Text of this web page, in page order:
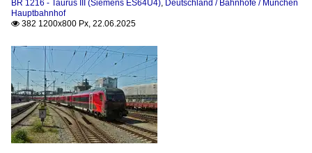
BR 1216 - Taurus III (Siemens ES64U4), Deutschland / Bahnhöfe / München
Hauptbahnhof
 382 1200x800 Px, 22.06.2025